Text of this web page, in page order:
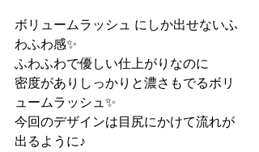
ボリュームラッシュ にしか出せないふ
わふわ感✨
ふわふわで優しい仕上がりなのに
密度がありしっかりと濃さもでるボリ
ュームラッシュ✨
今回のデザインは目尻にかけて流れが
出るように♪